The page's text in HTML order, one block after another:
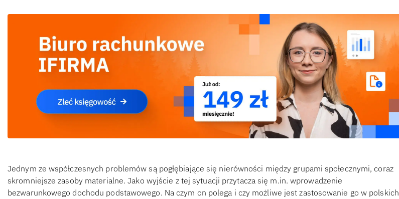
Jednym ze współczesnych problemów są pogłębiające się nierówności między grupami społecznymi, coraz
skromniejsze zasoby materialne. Jako wyjście z tej sytuacji przytacza się m.in. wprowadzenie
bezwarunkowego dochodu podstawowego. Na czym on polega i czy możliwe jest zastosowanie go w polskich